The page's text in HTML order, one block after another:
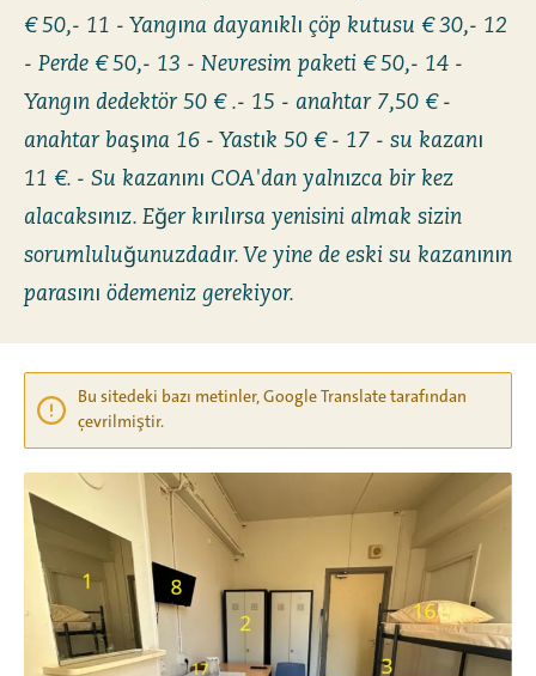
€ 50,- 11 - Yangına dayanıklı çöp kutusu € 30,- 12
- Perde € 50,- 13 - Nevresim paketi € 50,- 14 -
Yangın dedektör 50 € .- 15 - anahtar 7,50 € -
anahtar başına 16 - Yastık 50 € - 17 - su kazanı
11 €. - Su kazanını COA'dan yalnızca bir kez
alacaksınız. Eğer kırılırsa yenisini almak sizin
sorumluluğunuzdadır. Ve yine de eski su kazanının
parasını ödemeniz gerekiyor.
Bu sitedeki bazı metinler, Google Translate tarafından
çevrilmiştir.